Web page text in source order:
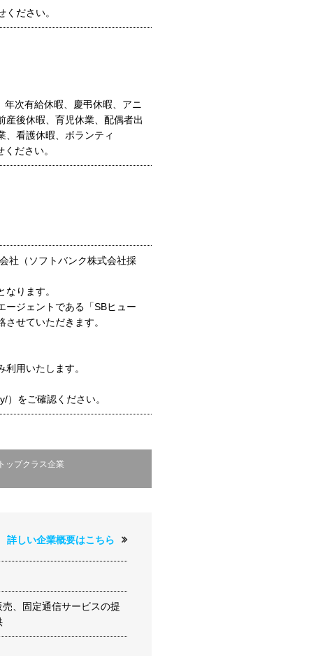
ださい。
次有給休暇、慶弔休暇、アニ
産後休暇、育児休業、配偶者出
、看護休暇、ボランティ
ださい。
社（ソフトバンク株式会社採
ります。
ジェントである「SBヒュー
せていただきます。
用いたします。
）をご確認ください。
ップクラス企業
詳しい企業概要はこちら
、固定通信サービスの提